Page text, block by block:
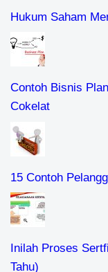
Hukum Saham
Contoh Bisnis
Cokelat
15 Contoh
Inilah Proses
Tahu)